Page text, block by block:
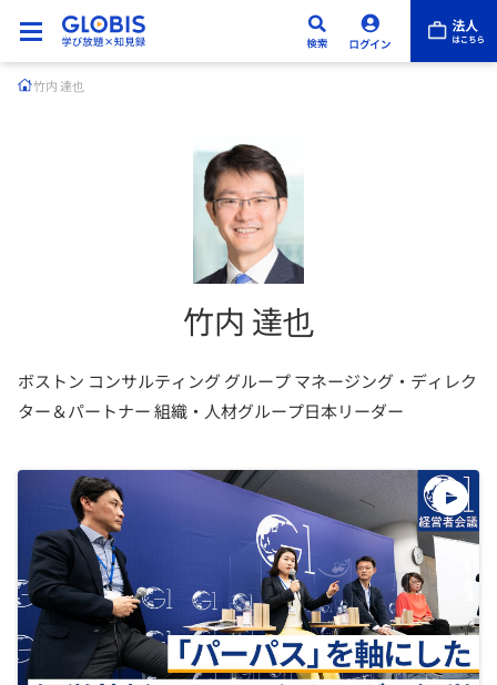
竹内 達也
竹内 達也
ボストン コンサルティング グループ マネージング・ディレク
ター＆パートナー 組織・人材グループ日本リーダー